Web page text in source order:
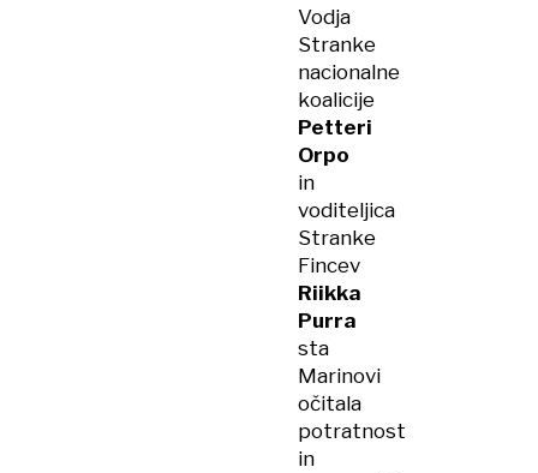
Vodja
Stranke
nacionalne
koalicije
Petteri
Orpo
in
voditeljica
Stranke
Fincev
Riikka
Purra
sta
Marinovi
očitala
potratnost
in